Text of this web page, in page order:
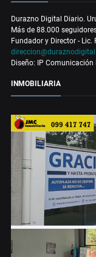
Durazno Digital Diario.
Más de 88.000
Fundador y Director -
Diseño: IP Comunicación
INMOBILIARIA